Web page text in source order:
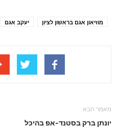
יעקב אגם מוזיאון אגם בראשון לציון
מאמר הבא
יונתן ברק בסטנד-אפ בהיכל